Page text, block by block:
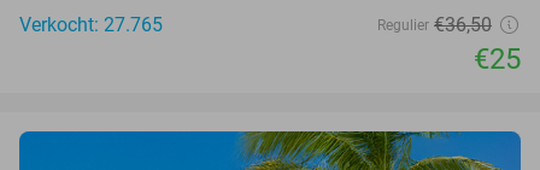
Verkocht: 27.765
Regulier €36,50
€25